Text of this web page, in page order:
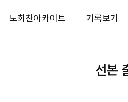
노회찬아카이브 기록보기
선본